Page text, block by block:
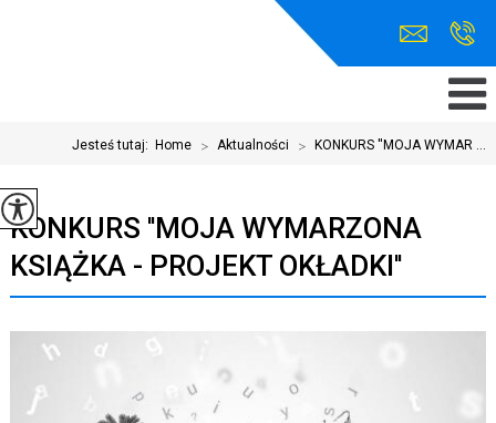
Jesteś tutaj: Home > Aktualności > KONKURS ''MOJA WYMAR ...
KONKURS ''MOJA WYMARZONA
KSIĄŻKA - PROJEKT OKŁADKI''